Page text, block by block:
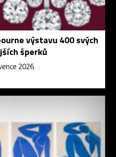
výstavu 400 svých
šperků
2026